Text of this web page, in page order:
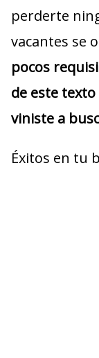
perderte
vacantes se
pocos
de este
viniste a
Éxitos en tu